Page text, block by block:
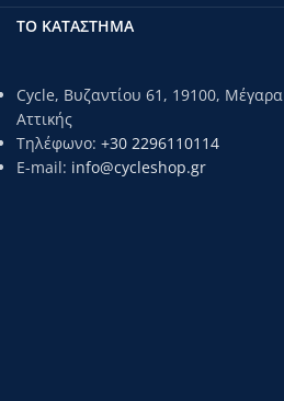
ΤΟ ΚΑΤΑΣΤΗΜΑ
Cycle, Βυζαντίου 61, 19100, Μέγαρα
Αττικής
Τηλέφωνο: +30 2296110114
E-mail: info@cycleshop.gr